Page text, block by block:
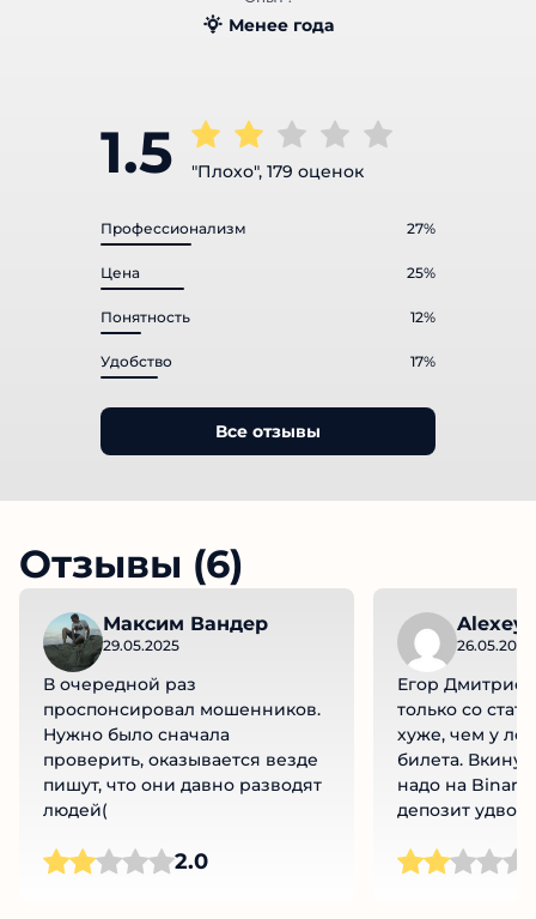
Опыт :
1.5
Профессионализм
Цена
Понятность
Удобство
Все отзывы
Отзывы (6)
Максим Вандер
В очередной раз
проспонсировал мошенников.
Нужно было сначала
проверить, оказывается везде
пишут, что они давно разводят
Alexey
Егор
только со
хуже, чем у
билета. Вкинул
надо на
но в обратную
пишет